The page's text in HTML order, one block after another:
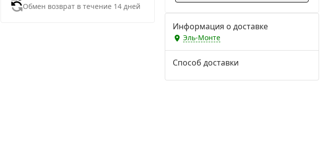
Обмен возврат в течение 14 дней
Информация о доставке
Эль-Монте
Способ доставки